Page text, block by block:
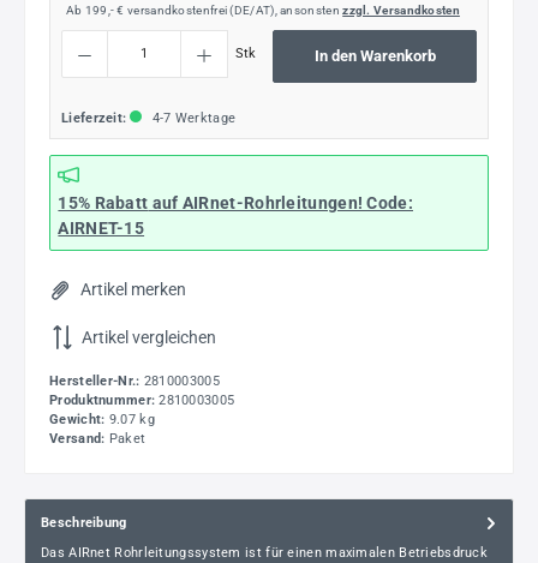
Ab 199,- € versandkostenfrei (DE/AT), ansonstenzzgl. Versandkosten
Stk In den Warenkorb
Lieferzeit: 4-7 Werktage
15% Rabatt auf AIRnet-Rohrleitungen! Code:
AIRNET-15
Artikel merken
Artikel vergleichen
Hersteller-Nr.: 2810003005
Produktnummer: 2810003005
Gewicht: 9.07 kg
Versand: Paket
Beschreibung
Das AIRnet Rohrleitungssystem ist für einen maximalen Betriebsdruck